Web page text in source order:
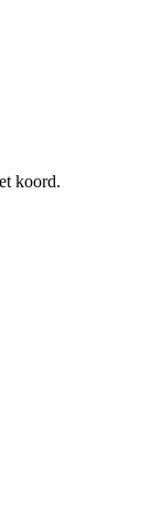
koord.